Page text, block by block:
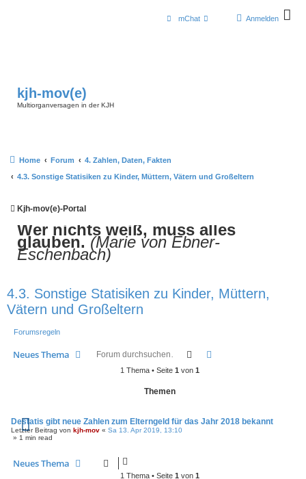
Anmelden
mChat
kjh-mov(e)
Multiorganversagen in der KJH
Home Forum
4. Zahlen, Daten, Fakten
4.3. Sonstige Statisiken zu Kinder, Müttern, Vätern und Großeltern
Kjh-mov(e)-Portal
Wer nichts weiß, muss alles
glauben. (Marie von Ebner-
Eschenbach)
4.3. Sonstige Statisiken zu Kinder, Müttern,
Vätern und Großeltern
Forumsregeln
Neues Thema Suche
1 Thema • Seite 1 von 1
Themen
Destatis gibt neue Zahlen zum Elterngeld für das Jahr 2018 bekannt
Letzter Beitrag von kjh-mov « Sa 13. Apr 2019, 13:10
» 1 min read
Neues Thema
1 Thema • Seite 1 von 1